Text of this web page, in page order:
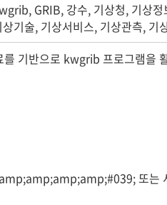
GRIB, 강수, 기상청, 기상정
상기술, 기상서비스, 기상관측, 기
를 기반으로 kwgrib 프로그램을
또는